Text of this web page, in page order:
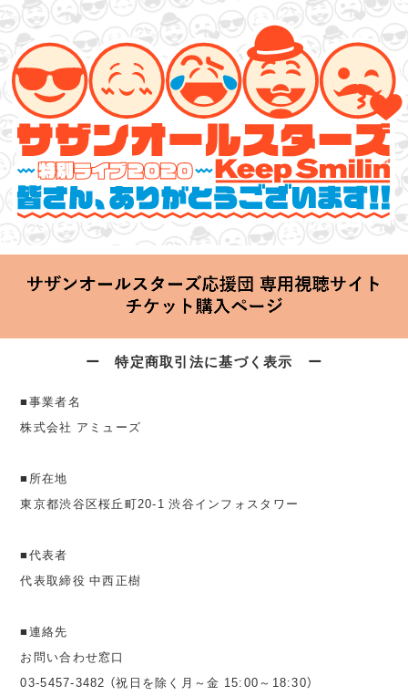
サザンオールスターズ 特別ライブ 2020
2020.06.25 Thu 20:00 Start at 横浜アリーナ
ー 特定商取引法に基づく表示 ー
■事業者名
株式会社 アミューズ
■所在地
東京都渋谷区桜丘町20-1 渋谷インフォスタワー
■代表者
代表取締役 中西正樹
■連絡先
お問い合わせ窓口
03-5457-3482 （祝日を除く月～金 15:00～18:30）